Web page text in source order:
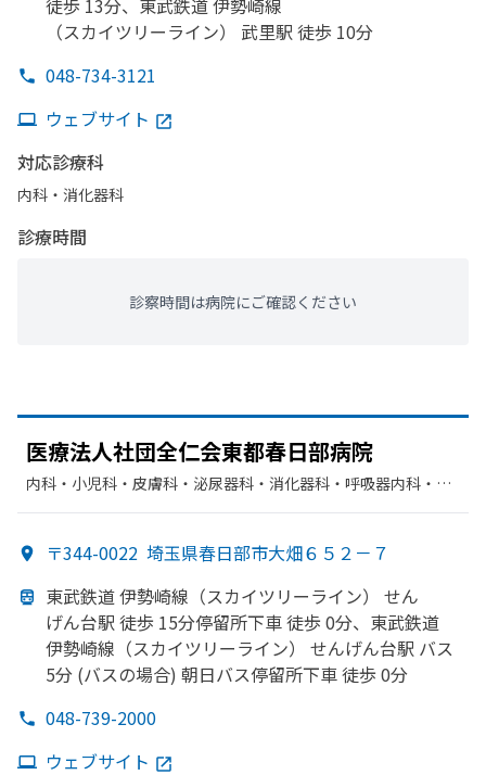
徒歩 13分、 東武鉄道 伊勢崎線
（スカイツリーライン）
武里駅 徒歩 10分
048-734-3121
ウェブサイト
対応診療科
内科・​消化器科
診療時間
診察時間は病院にご確認ください
医療法人社団全仁会東都春日部病院
内科・​小児科・​皮膚科・​泌尿器科・​消化器科・​呼吸器内科・​ア
病内科・​腎臓内科・外科
〒344-0022 埼玉県春日部市大畑６５２－７
東武鉄道 伊勢崎線 （スカイツリーライン）
せん
げん台駅 徒歩 15分停留所下車 徒歩 0分、 東武鉄道
伊勢崎線 （スカイツリーライン） せんげん台駅 バス
5分 (バスの場合) 朝日バス停留所下車 徒歩 0分
048-739-2000
ウェブサイト